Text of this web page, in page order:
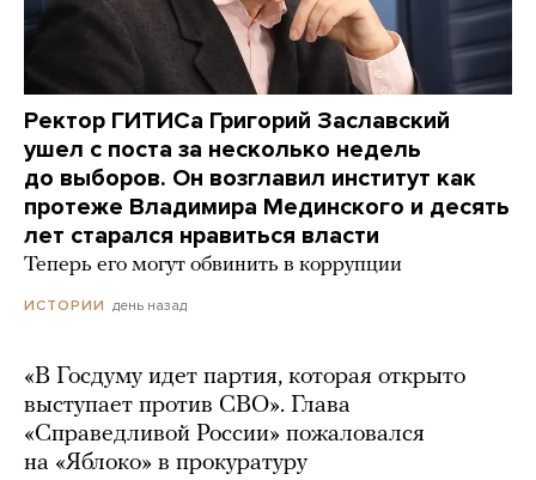
Ректор ГИТИСа Григорий Заславский
ушел с поста за несколько недель
до выборов. Он возглавил институт как
протеже Владимира Мединского и десять
лет старался нравиться власти
Теперь его могут обвинить в коррупции
ИСТОРИИ день назад
«В Госдуму идет партия, которая открыто
выступает против СВО». Глава
«Справедливой России» пожаловался
на «Яблоко» в прокуратуру